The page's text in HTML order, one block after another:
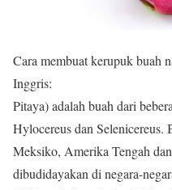
Cara membuat kerupuk buah
Inggris:
Pitaya) adalah buah dari
Hylocereus dan Selenicereus.
Meksiko, Amerika Tengah
dibudidayakan di negara-